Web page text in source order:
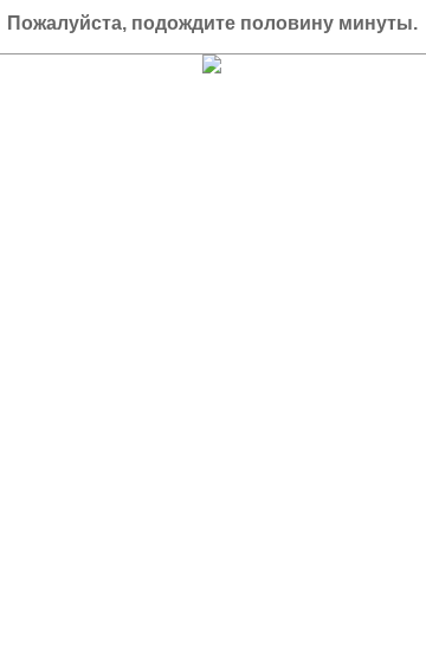
Пожалуйста, подождите половину минуты.